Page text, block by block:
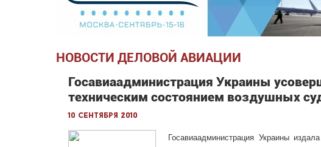
НОВОСТИ ДЕЛОВОЙ АВИАЦИИ
Госавиаадминистрация Украины
техническим состоянием воздушных
10 сентября 2010
Госавиаадминистрация Украины